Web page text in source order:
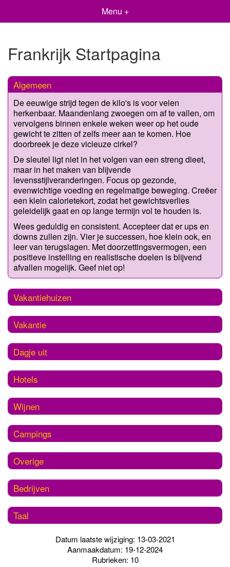
Menu +
Frankrijk Startpagina
Algemeen
De eeuwige strijd tegen de kilo's is voor velen
herkenbaar. Maandenlang zwoegen om af te vallen, om
vervolgens binnen enkele weken weer op het oude
gewicht te zitten of zelfs meer aan te komen. Hoe
doorbreek je deze vicieuze cirkel?
De sleutel ligt niet in het volgen van een streng dieet,
maar in het maken van blijvende
levensstijlveranderingen. Focus op gezonde,
evenwichtige voeding en regelmatige beweging. Creëer
een klein calorietekort, zodat het gewichtsverlies
geleidelijk gaat en op lange termijn vol te houden is.
Wees geduldig en consistent. Accepteer dat er ups en
downs zullen zijn. Vier je successen, hoe klein ook, en
leer van terugslagen. Met doorzettingsvermogen, een
positieve instelling en realistische doelen is blijvend
afvallen mogelijk. Geef niet op!
Vakantiehuizen
Vakantie
Dagje uit
Hotels
Wijnen
Campings
Overige
Bedrijven
Taal
Datum laatste wijziging: 13-03-2021
Aanmaakdatum: 19-12-2024
Rubrieken: 10